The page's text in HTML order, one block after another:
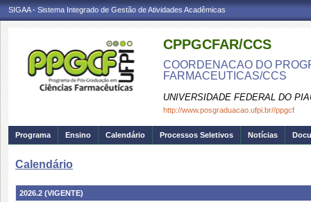
SIGAA - Sistema Integrado de Gestão de Atividades Acadêmicas
CPPGCFAR/CCS
COORDENACAO DO
FARMACEUTICAS/CCS
UNIVERSIDADE FEDERAL DO
http://www.posgraduacao.ufpi.br//ppgcf
Programa Ensino Calendário Processos Seletivos Notícias
Calendário
2026.2 (VIGENTE)